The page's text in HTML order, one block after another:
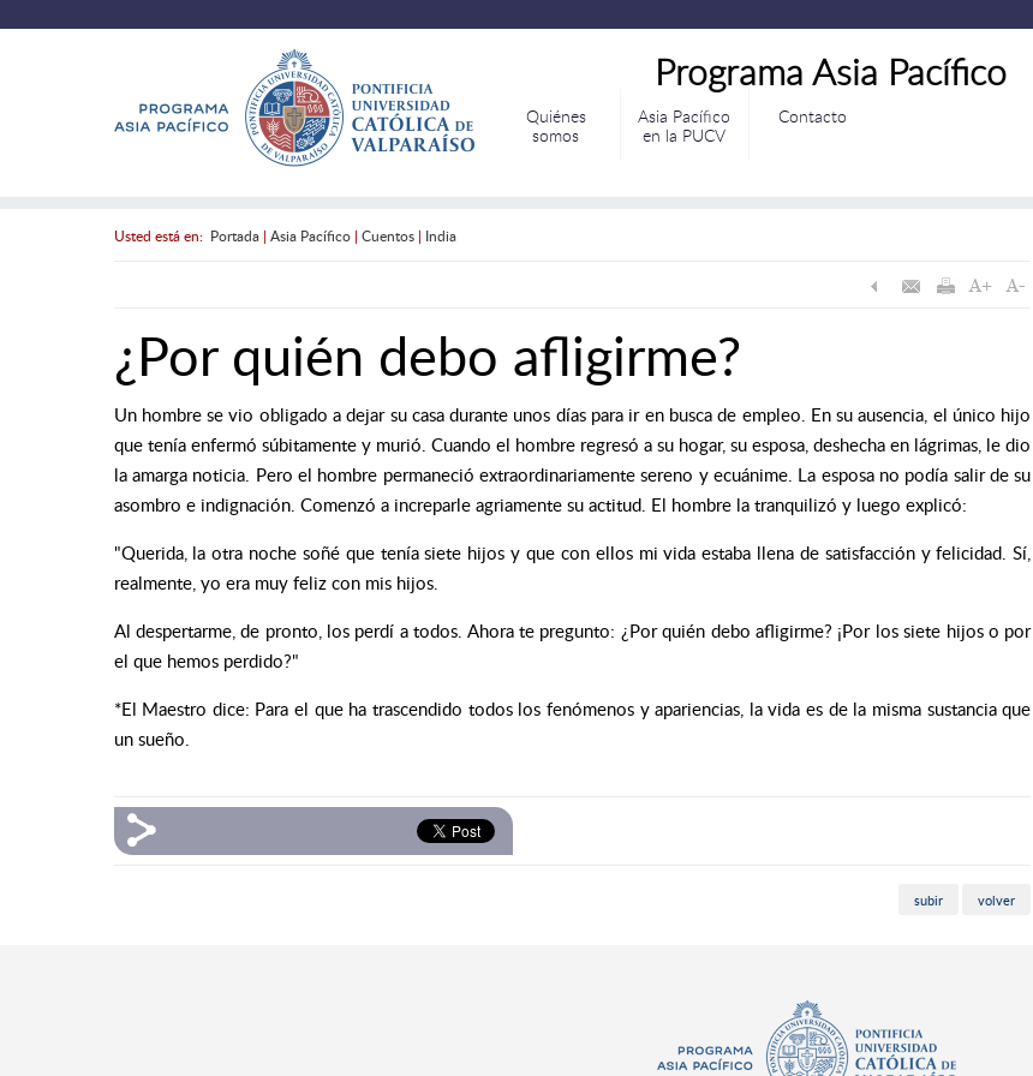
Programa Asia Pacífico
Quiénes
somos
Asia Pacífico
en la PUCV
Contacto
Usted está en: Portada| Asia Pacífico| Cuentos| India
¿Por quién debo afligirme?
Un hombre se vio obligado a dejar su casa durante unos días para ir en busca de empleo. En su ausencia, el único hijo
que tenía enfermó súbitamente y murió. Cuando el hombre regresó a su hogar, su esposa, deshecha en lágrimas, le dio
la amarga noticia. Pero el hombre permaneció extraordinariamente sereno y ecuánime. La esposa no podía salir de su
asombro e indignación. Comenzó a increparle agriamente su actitud. El hombre la tranquilizó y luego explicó:
"Querida, la otra noche soñé que tenía siete hijos y que con ellos mi vida estaba llena de satisfacción y felicidad. Sí,
realmente, yo era muy feliz con mis hijos.
Al despertarme, de pronto, los perdí a todos. Ahora te pregunto: ¿Por quién debo afligirme? ¡Por los siete hijos o por
el que hemos perdido?"
*El Maestro dice: Para el que ha trascendido todos los fenómenos y apariencias, la vida es de la misma sustancia que
un sueño.
subir volver